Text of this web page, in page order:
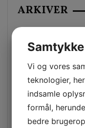
ARKIVER
maj 2026
marts 2026
februar 2026
Vi og vores
teknologier,
indsamle
formål,
bedre